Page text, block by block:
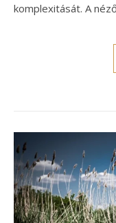
komplexitását. A